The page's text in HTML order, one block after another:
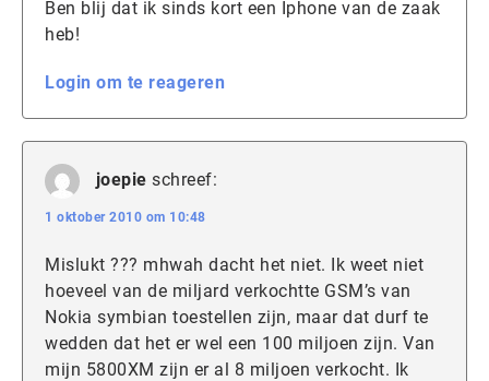
Ben blij dat ik sinds kort een Iphone van de zaak
heb!
Login om te reageren
joepie schreef:
1 oktober 2010 om 10:48
Mislukt ??? mhwah dacht het niet. Ik weet niet
hoeveel van de miljard verkochtte GSM’s van
Nokia symbian toestellen zijn, maar dat durf te
wedden dat het er wel een 100 miljoen zijn. Van
mijn 5800XM zijn er al 8 miljoen verkocht. Ik